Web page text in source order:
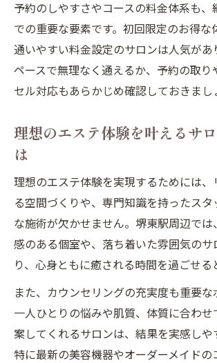
エステ比較で見極めるアクセ
要性
安全に通える堺東駅エリアの
情報
夜間でも安心できるエステ選び
駅近エステが人気な理由と利
介
予約のしやすさやコースの料金体系も、
での重要な要素です。初回限定のお得な
通いやすい料金設定のサロンは人気があ
ペースで無理なく通えるか、予約の取り
セル対応もあらかじめ確認しておきまし
理想のエステ体験を叶えるサ
は
理想のエステ体験を実現するためには、
る空間づくりや、専門知識を持ったス
な施術が欠かせません。堺東駅周辺では
感のある個室や、落ち着いた雰囲気のサ
り、心身ともに癒される時間を過ごせる
また、カウンセリングの充実度も重要な
一人ひとりの悩みや肌質、体質に合わ
案してくれるサロンは、結果を実感しや
特に最新の美容機器やオーダーメイドの